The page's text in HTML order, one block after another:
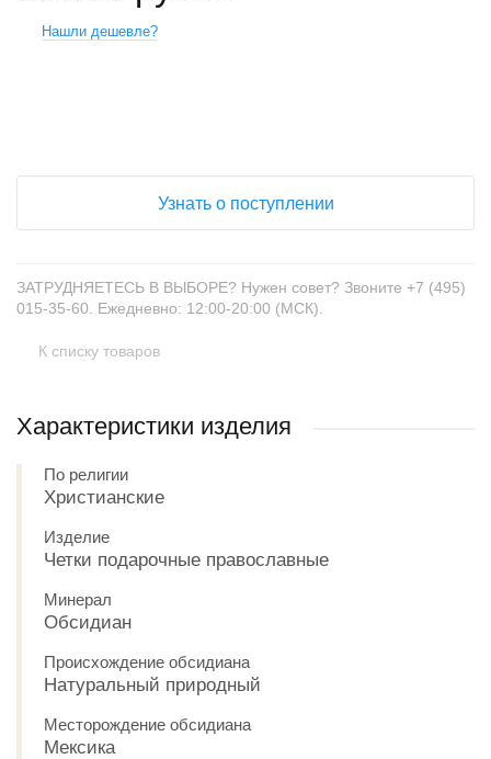
Нашли дешевле?
Узнать о поступлении
ЗАТРУДНЯЕТЕСЬ В ВЫБОРЕ? Нужен совет? Звоните +7 (495)
015-35-60. Ежедневно: 12:00-20:00 (МСК).
К списку товаров
Характеристики изделия
По религии
Христианские
Изделие
Четки подарочные православные
Минерал
Обсидиан
Происхождение обсидиана
Натуральный природный
Месторождение обсидиана
Мексика